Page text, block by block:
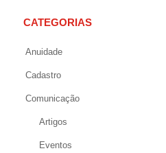
CATEGORIAS
Anuidade
Cadastro
Comunicação
Artigos
Eventos